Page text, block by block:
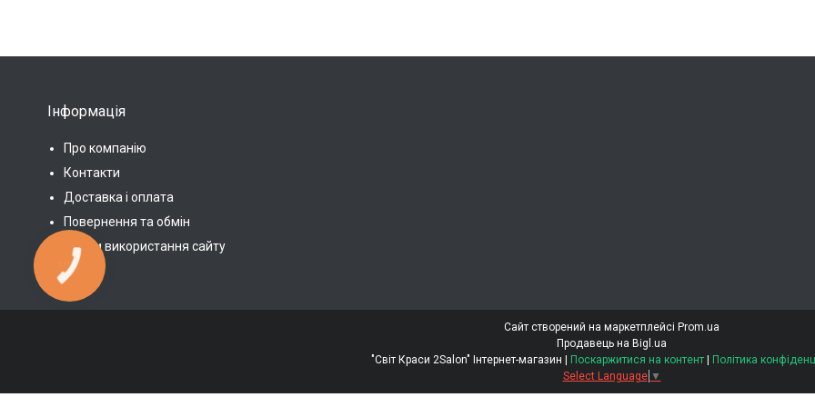
Інформація
Про компанію
Контакти
Доставка і оплата
Повернення та обмін
Умови використання сайту
Сайт створений на маркетплейсі Prom.ua
Продавець на Bigl.ua
"Світ Краси 2Salon" Інтернет-магазин | Поскаржитися на контент | Політика
Select Language ▼
КНОПКА
ЗВ'ЯЗКУ